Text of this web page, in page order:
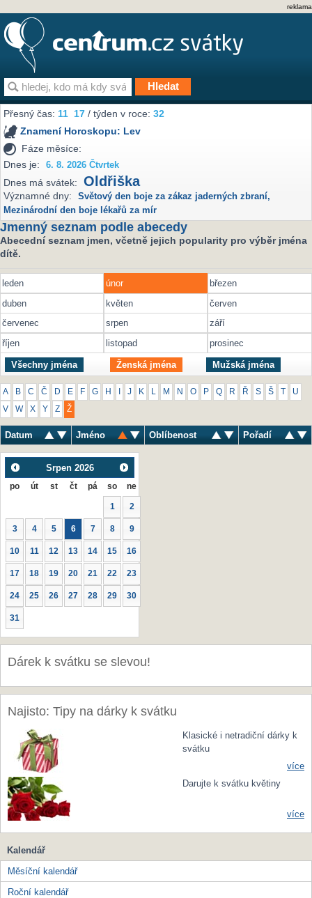
reklama
Přesný čas:11 17 / týden v roce:32
Znamení Horoskopu: Lev
Fáze měsíce:
Dnes je:
6. 8. 2026 Čtvrtek
Dnes má svátek: Oldřiška
Významné dny: Světový den boje za zákaz jaderných zbraní,
Mezinárodní den boje lékařů za mír
Jmenný seznam podle abecedy
Abecední seznam jmen, včetně jejich popularity pro výběr jména
dítě.
leden únor
březen
duben
květen
červen
červenec
srpen
září
říjen
listopad prosinec
Všechny jména Ženská jména Mužská jména
A B C Č D E F G H J K M N O P Q R Ř S Š U
V W X Y Z Ž
Datum Jméno Oblíbenost Pořadí
Srpen 2026
po út st čt pá so ne
1 2
3 4 5 6 7 8 9
10 11 12 13 14 15 16
17 18 19 20 21 22 23
24 25 26 27 28 29 30
31
Dárek k svátku se slevou!
Najisto: Tipy na dárky k svátku
Klasické i netradiční dárky k
svátku
více
Darujte k svátku květiny
více
Kalendář
Měsíční kalendář
Roční kalendář